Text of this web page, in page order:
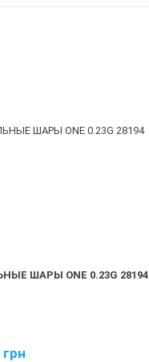
ШАРЫ ONE 0.23G 28194
грн